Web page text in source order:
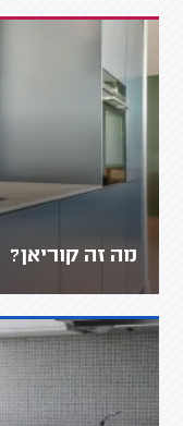
מה זה קוריאן?